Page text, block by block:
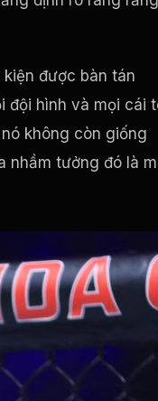
được bàn tán
đội hình và mọi cái
không còn giống
nhầm tưởng đó là